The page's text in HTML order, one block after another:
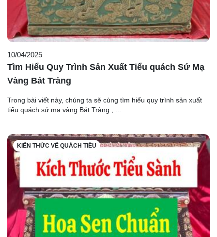
10/04/2025
Tìm Hiểu Quy Trình Sản Xuất Tiểu quách Sứ Mạ
Vàng Bát Tràng
Trong bài viết này, chúng ta sẽ cùng tìm hiểu quy trình sản xuất
tiểu quách sứ mạ vàng Bát Tràng , ...
KIẾN THỨC VỀ QUÁCH TIỂU